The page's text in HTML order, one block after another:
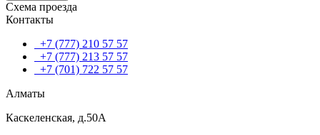
Схема проезда
Контакты
+7 (777) 210 57 57
+7 (777) 213 57 57
+7 (701) 722 57 57
Алматы
Каскеленская, д.50А